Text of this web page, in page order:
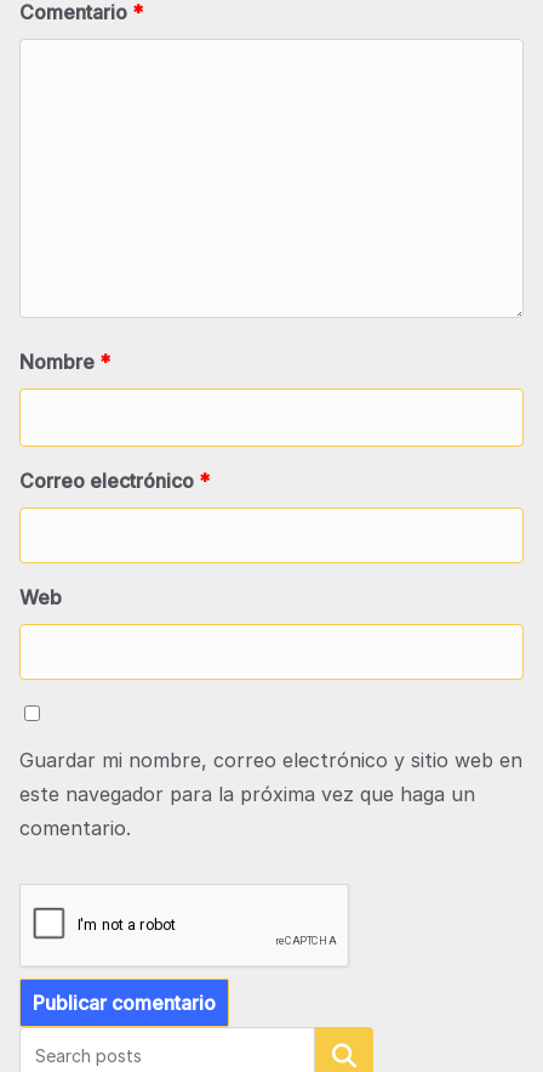
Comentario *
Nombre *
Correo electrónico *
Web
Guardar mi nombre, correo electrónico y sitio web en
este navegador para la próxima vez que haga un
comentario.
Buscar